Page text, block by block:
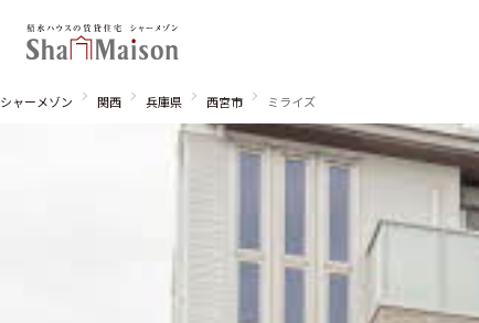
シャーメゾン 関西 兵庫県 西宮市 ミライズ